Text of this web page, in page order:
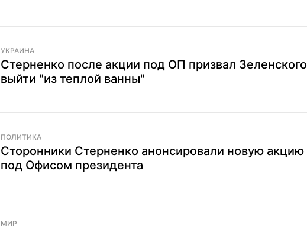
УКРАИНА
Стерненко после акции под ОП призвал Зеленского
выйти "из теплой ванны"
ПОЛИТИКА
Сторонники Стерненко анонсировали новую акцию
под Офисом президента
МИР